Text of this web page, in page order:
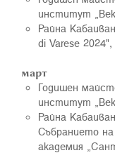
институт
Райна
di Varese
март
Годишен
институт
Райна
Събранието
академия